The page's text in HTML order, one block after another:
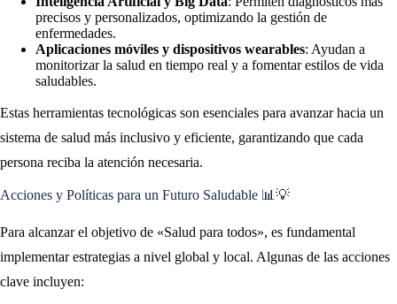
precisos y personalizados, optimizando la gestión de
enfermedades.
Aplicaciones móviles y dispositivos wearables: Ayudan a
monitorizar la salud en tiempo real y a fomentar estilos de vida
saludables.
Estas herramientas tecnológicas son esenciales para avanzar hacia un
sistema de salud más inclusivo y eficiente, garantizando que cada
persona reciba la atención necesaria.
Acciones y Políticas para un Futuro Saludable 📊💡
Para alcanzar el objetivo de «Salud para todos», es fundamental
implementar estrategias a nivel global y local. Algunas de las acciones
clave incluyen: